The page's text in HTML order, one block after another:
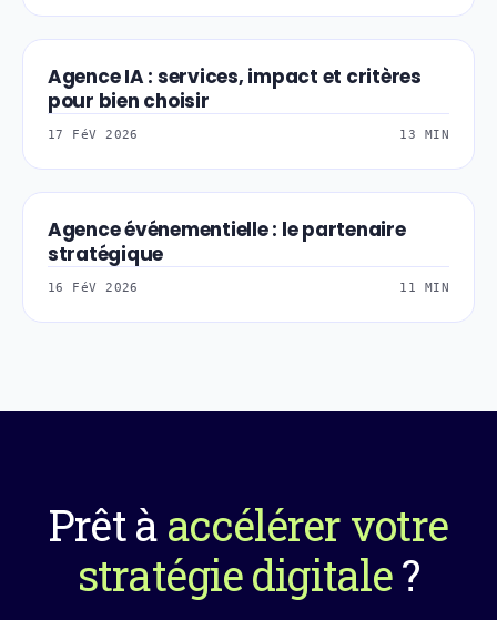
STRATEGIE-MARKET
Agence IA : services, impact et critères
pour bien choisir
17 FéV 2026 13 MIN
STRATEGIE-MARKET
Agence événementielle : le partenaire
stratégique
16 FéV 2026 11 MIN
Prêt à accélérer votre
stratégie digitale?